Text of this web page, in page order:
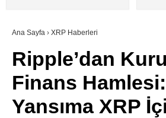
SÖZLÜK
Ana Sayfa › XRP Haberleri
Ripple’dan
Finans Hamlesi:
Yansıma XRP